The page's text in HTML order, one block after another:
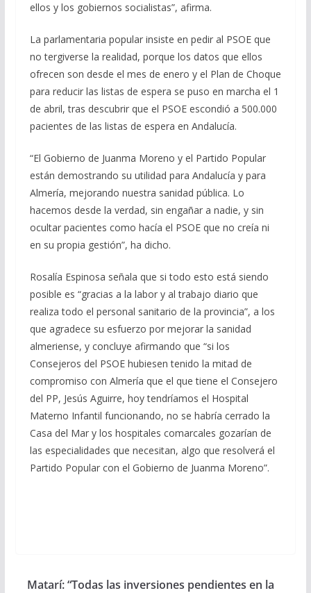
ellos y los gobiernos socialistas”, afirma.
La parlamentaria popular insiste en pedir al PSOE que
no tergiverse la realidad, porque los datos que ellos
ofrecen son desde el mes de enero y el Plan de Choque
para reducir las listas de espera se puso en marcha el 1
de abril, tras descubrir que el PSOE escondió a 500.000
pacientes de las listas de espera en Andalucía.
“El Gobierno de Juanma Moreno y el Partido Popular
están demostrando su utilidad para Andalucía y para
Almería, mejorando nuestra sanidad pública. Lo
hacemos desde la verdad, sin engañar a nadie, y sin
ocultar pacientes como hacía el PSOE que no creía ni
en su propia gestión”, ha dicho.
Rosalía Espinosa señala que si todo esto está siendo
posible es “gracias a la labor y al trabajo diario que
realiza todo el personal sanitario de la provincia”, a los
que agradece su esfuerzo por mejorar la sanidad
almeriense, y concluye afirmando que “si los
Consejeros del PSOE hubiesen tenido la mitad de
compromiso con Almería que el que tiene el Consejero
del PP, Jesús Aguirre, hoy tendríamos el Hospital
Materno Infantil funcionando, no se habría cerrado la
Casa del Mar y los hospitales comarcales gozarían de
las especialidades que necesitan, algo que resolverá el
Partido Popular con el Gobierno de Juanma Moreno”.
Matarí: “Todas las inversiones pendientes en la